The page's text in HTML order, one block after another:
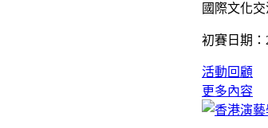
國際文化
初賽日期：
活動回顧
更多內容